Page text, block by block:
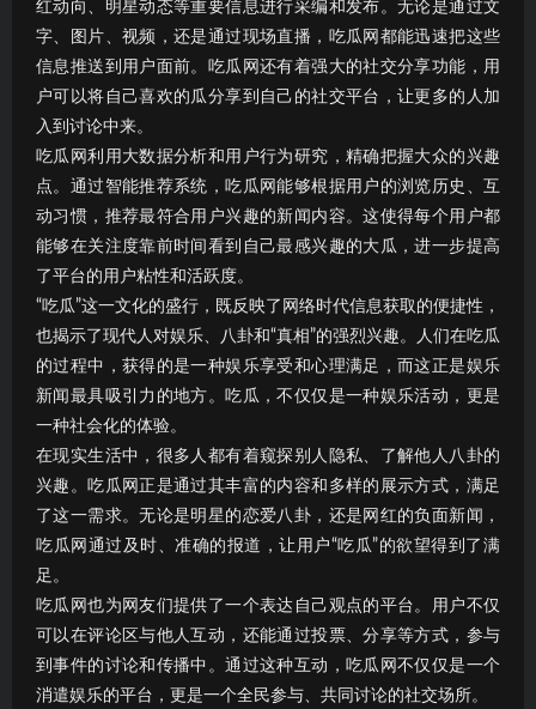
红动向、明星动态等重要信息进行采编和发布。无论是通过文
字、图片、视频，还是通过现场直播，吃瓜网都能迅速把这些
信息推送到用户面前。吃瓜网还有着强大的社交分享功能，用
户可以将自己喜欢的瓜分享到自己的社交平台，让更多的人加
入到讨论中来。
吃瓜网利用大数据分析和用户行为研究，精确把握大众的兴趣
点。通过智能推荐系统，吃瓜网能够根据用户的浏览历史、互
动习惯，推荐最符合用户兴趣的新闻内容。这使得每个用户都
能够在关注度靠前时间看到自己最感兴趣的大瓜，进一步提高
了平台的用户粘性和活跃度。
“吃瓜”这一文化的盛行，既反映了网络时代信息获取的便捷性，
也揭示了现代人对娱乐、八卦和“真相”的强烈兴趣。人们在吃瓜
的过程中，获得的是一种娱乐享受和心理满足，而这正是娱乐
新闻最具吸引力的地方。吃瓜，不仅仅是一种娱乐活动，更是
一种社会化的体验。
在现实生活中，很多人都有着窥探别人隐私、了解他人八卦的
兴趣。吃瓜网正是通过其丰富的内容和多样的展示方式，满足
了这一需求。无论是明星的恋爱八卦，还是网红的负面新闻，
吃瓜网通过及时、准确的报道，让用户“吃瓜”的欲望得到了满
足。
吃瓜网也为网友们提供了一个表达自己观点的平台。用户不仅
可以在评论区与他人互动，还能通过投票、分享等方式，参与
到事件的讨论和传播中。通过这种互动，吃瓜网不仅仅是一个
消遣娱乐的平台，更是一个全民参与、共同讨论的社交场所。